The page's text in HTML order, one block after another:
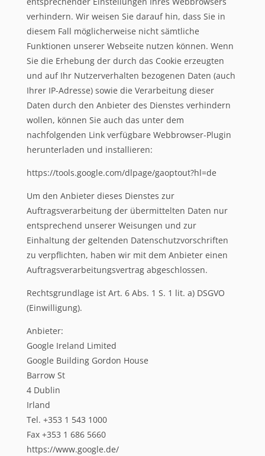
verhindern. Wir weisen Sie darauf hin, dass Sie in
diesem Fall möglicherweise nicht sämtliche
Funktionen unserer Webseite nutzen können. Wenn
Sie die Erhebung der durch das Cookie erzeugten
und auf Ihr Nutzerverhalten bezogenen Daten (auch
Ihrer IP-Adresse) sowie die Verarbeitung dieser
Daten durch den Anbieter des Dienstes verhindern
wollen, können Sie auch das unter dem
nachfolgenden Link verfügbare Webbrowser-Plugin
herunterladen und installieren:
https://tools.google.com/dlpage/gaoptout?hl=de
Um den Anbieter dieses Dienstes zur
Auftragsverarbeitung der übermittelten Daten nur
entsprechend unserer Weisungen und zur
Einhaltung der geltenden Datenschutzvorschriften
zu verpflichten, haben wir mit dem Anbieter einen
Auftragsverarbeitungsvertrag abgeschlossen.
Rechtsgrundlage ist Art. 6 Abs. 1 S. 1 lit. a) DSGVO
(Einwilligung).
Anbieter:
Google Ireland Limited
Google Building Gordon House
Barrow St
4 Dublin
Irland
Tel. +353 1 543 1000
Fax +353 1 686 5660
https://www.google.de/